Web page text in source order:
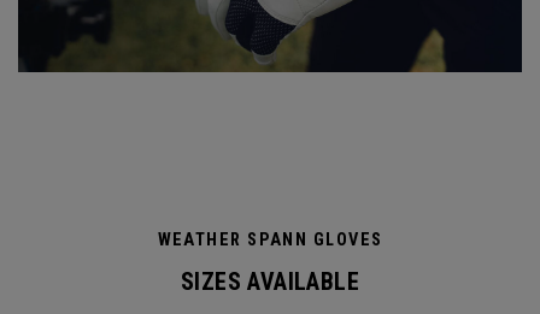
WEATHER SPANN GLOVES
SIZES AVAILABLE